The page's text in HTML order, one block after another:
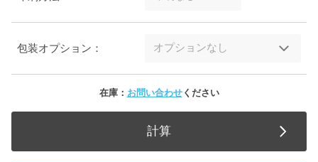
包装オプション：
在庫： お問い合わせください
計算